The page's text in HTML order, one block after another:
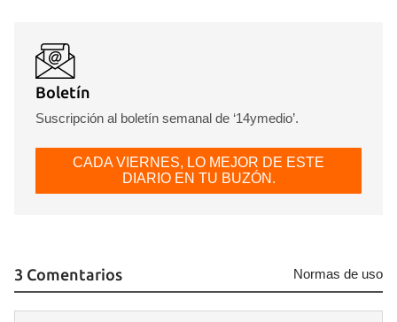
Guardar como favorito
Boletín
Suscripción al boletín semanal de ‘14ymedio’.
CADA VIERNES, LO MEJOR DE ESTE
DIARIO EN TU BUZÓN.
3 Comentarios Normas de uso